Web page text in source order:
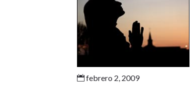
 febrero 2, 2009